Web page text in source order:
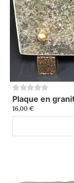
0
Plaque en
16,00€